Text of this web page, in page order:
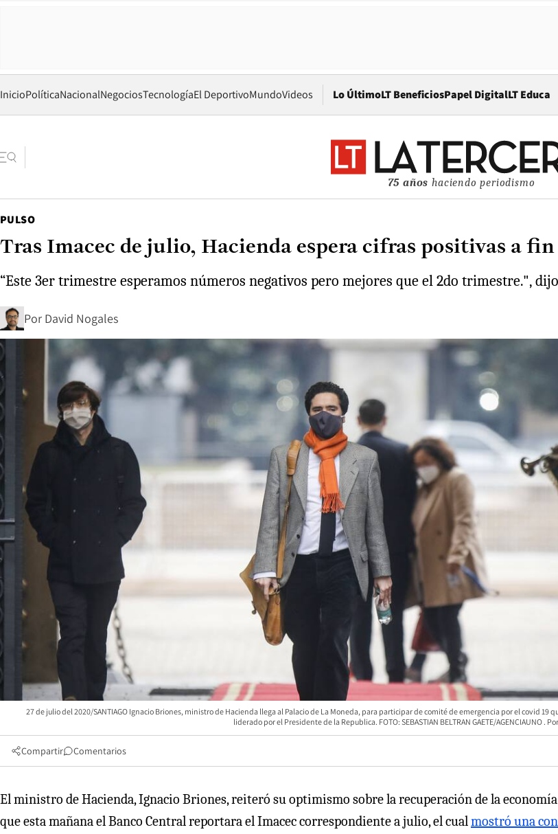
InicioPolíticaNacionalNegociosTecnologíaEl DeportivoMundoVideos Lo ÚltimoLT BeneficiosPapel DigitalOpens in
LT Educa
75 años haciendo periodismo
PULSO
Tras Imacec de julio, Hacienda espera cifras positivas a fin
“Este 3er trimestre esperamos números negativos pero mejores que el 2do trimestre.",
Por David Nogales
27 de julio del 2020/SANTIAGO Ignacio Briones, ministro de Hacienda llega al Palacio de La Moneda, para participar de comité de emergencia por el covid 19
liderado por el Presidente de la Republica. FOTO: SEBASTIAN BELTRAN GAETE/AGENCIAUNO
Compartir Comentarios
El ministro de Hacienda, Ignacio Briones, reiteró su optimismo sobre la recuperación de la
que esta mañana el Banco Central reportara el Imacec correspondiente a julio, el cualmostró una